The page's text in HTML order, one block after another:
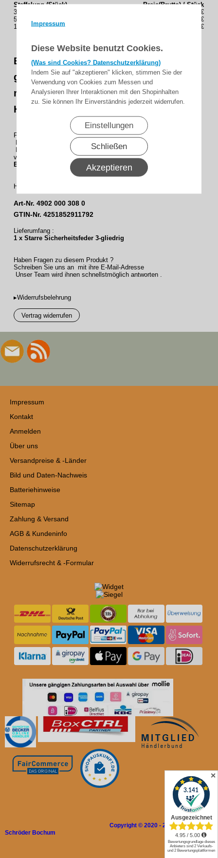
Impressum
Diese Website benutzt Cookies.
(Was sind Cookies? Datenschutzerklärung)
Indem Sie auf "akzeptieren" klicken, stimmen Sie der
Verwendung von Cookies zum Messen und
Analysieren Ihrer Interaktionen mit den Shopinhalten
zu. Sie können Ihr Einverständnis jederzeit widerrufen.
Einstellungen
Schließen
Akzeptieren
Staffelung (Stück)
Preis(Brutto) / Stück
3
12,75€
5
12,66€
10
12,45€
Becker - Starre Sicherheitsfeder 3-
gliedrig für Rohrantriebe
mit automatischer Erkennung von
Hochschiebesicherunge
Für Wellendurchmesser 50 mm und 60 mm .
Mit Aufnahmeprofil für 8 mm und 14 mm Rollladenlamellen .
Rollladen-Rohrantriebe mit automatischer Erkennung
von Hochschiebesicherungen(+-Typen, z. B. RP+, PR+,E01,
E03,
C01, B01etc.) .
Hersteller :
Art-Nr. 4902 000 308 0
GTIN-Nr. 4251852911792
Lieferumfang :
1 x Starre Sicherheitsfeder 3-gliedrig
Haben Fragen zu diesem Produkt ?
Schreiben Sie uns an mit ihre E-Mail-Adresse
Unser Team wird ihnen schnellstmöglich antworten .
▸Widerrufsbelehrung
Vertrag widerrufen
Impressum
Kontakt
Anmelden
Über uns
Versandpreise & -Länder
Bild und Daten-Nachweis
Batteriehinweise
Sitemap
Zahlung & Versand
AGB & Kundeninfo
Datenschutzerklärung
Widerrufsrecht & -Formular
Copyright © 2020 - 2026 Rolladen
Schröder Bochum
✕